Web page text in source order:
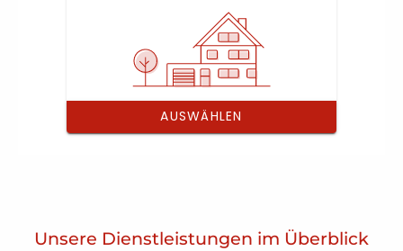
Unsere Dienstleistungen im Überblick